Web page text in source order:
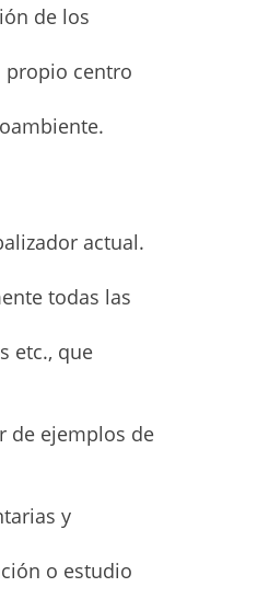
de los
propio centro
actual.
todas las
etc., que
de ejemplos de
y
o estudio